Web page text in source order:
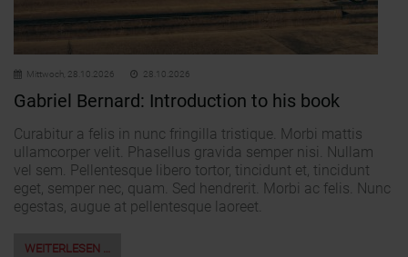
Mittwoch, 28.10.2026 28.10.2026
Gabriel Bernard: Introduction to his book
Curabitur a felis in nunc fringilla tristique. Morbi mattis
ullamcorper velit. Phasellus gravida semper nisi. Nullam
vel sem. Pellentesque libero tortor, tincidunt et, tincidunt
eget, semper nec, quam. Sed hendrerit. Morbi ac felis. Nunc
egestas, augue at pellentesque laoreet.
WEITERLESEN …